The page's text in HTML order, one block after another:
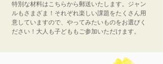
特別な材料はこちらから郵送いたします。ジャン
ルもさまざま！それぞれ楽しい課題をたくさん用
意していますので、やってみたいものをお選びく
ださい！大人も子どももご参加いただけます。